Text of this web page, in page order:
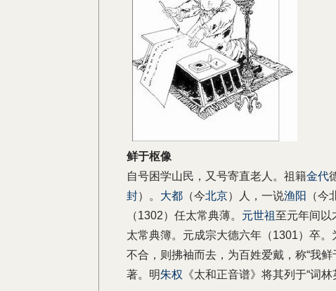
鲜于枢像
自号困学山民，又号寄直老人。祖籍金代
封）。 大都 （今北京）人，一说渔阳 （今
（1302）任太常典薄。 元世祖至元年间以
太常典簿。元成宗大德六年（1301）卒
不合，则拂袖而去，为百姓爱戴，称“我
著。明朱权 《太和正音谱》将其列于“词